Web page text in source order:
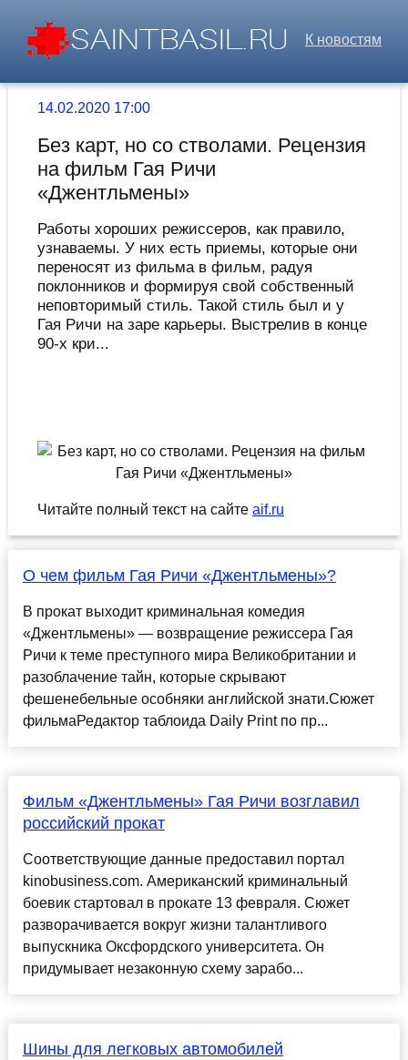
К новостям
14.02.2020 17:00
Без карт, но со стволами. Рецензия
на фильм Гая Ричи
«Джентльмены»
Работы хороших режиссеров, как правило,
узнаваемы. У них есть приемы, которые они
переносят из фильма в фильм, радуя
поклонников и формируя свой собственный
неповторимый стиль. Такой стиль был и у
Гая Ричи на заре карьеры. Выстрелив в конце
90-х кри...
Читайте полный текст на сайте aif.ru
О чем фильм Гая Ричи «Джентльмены»?
В прокат выходит криминальная комедия
«Джентльмены» — возвращение режиссера Гая
Ричи к теме преступного мира Великобритании и
разоблачение тайн, которые скрывают
фешенебельные особняки английской знати.Сюжет
фильмаРедактор таблоида Daily Print по пр...
Фильм «Джентльмены» Гая Ричи возглавил
российский прокат
Соответствующие данные предоставил портал
kinobusiness.com. Американский криминальный
боевик стартовал в прокате 13 февраля. Сюжет
разворачивается вокруг жизни талантливого
выпускника Оксфордского университета. Он
придумывает незаконную схему зарабо...
Шины для легковых автомобилей